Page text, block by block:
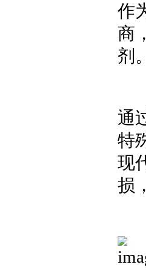
作
商
剂。
通
特
现
损